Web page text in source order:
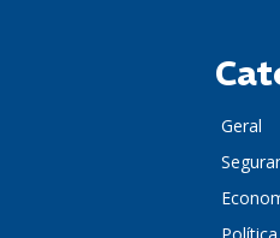
Geral
Política